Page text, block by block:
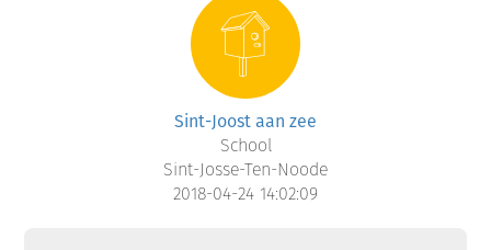
Sint-Joost aan zee
School
Sint-Josse-Ten-Noode
2018-04-24 14:02:09